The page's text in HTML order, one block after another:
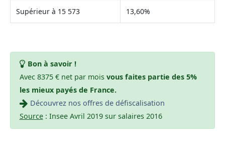
Supérieur à 15 573 13,60%
Bon à savoir !
Avec 8375 € net par mois vous faites partie des 5%
les mieux payés de France.
Découvrez nos offres de défiscalisation
Source: Insee Avril 2019 sur salaires 2016